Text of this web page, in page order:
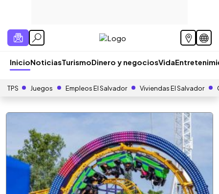
InicioNoticiasTurismoDinero y negociosVida
TPS Juegos Empleos El Salvador Viviendas El Salvador